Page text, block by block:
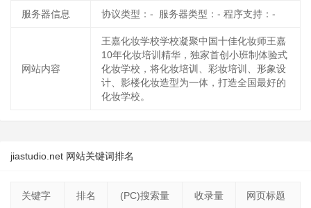
服务器信息 协议类型：- 服务器类型：- 程序支持：-
网站内容
王嘉化妆学校学校凝聚中国十佳化妆师王嘉
10年化妆培训精华，独家首创小班制体验式
化妆学校，将化妆培训、彩妆培训、形象设
计、影楼化妆造型为一体，打造全国最好的
化妆学校。
jiastudio.net 网站关键词排名
关键字 排名 (PC)搜索量 收录量 网页标题